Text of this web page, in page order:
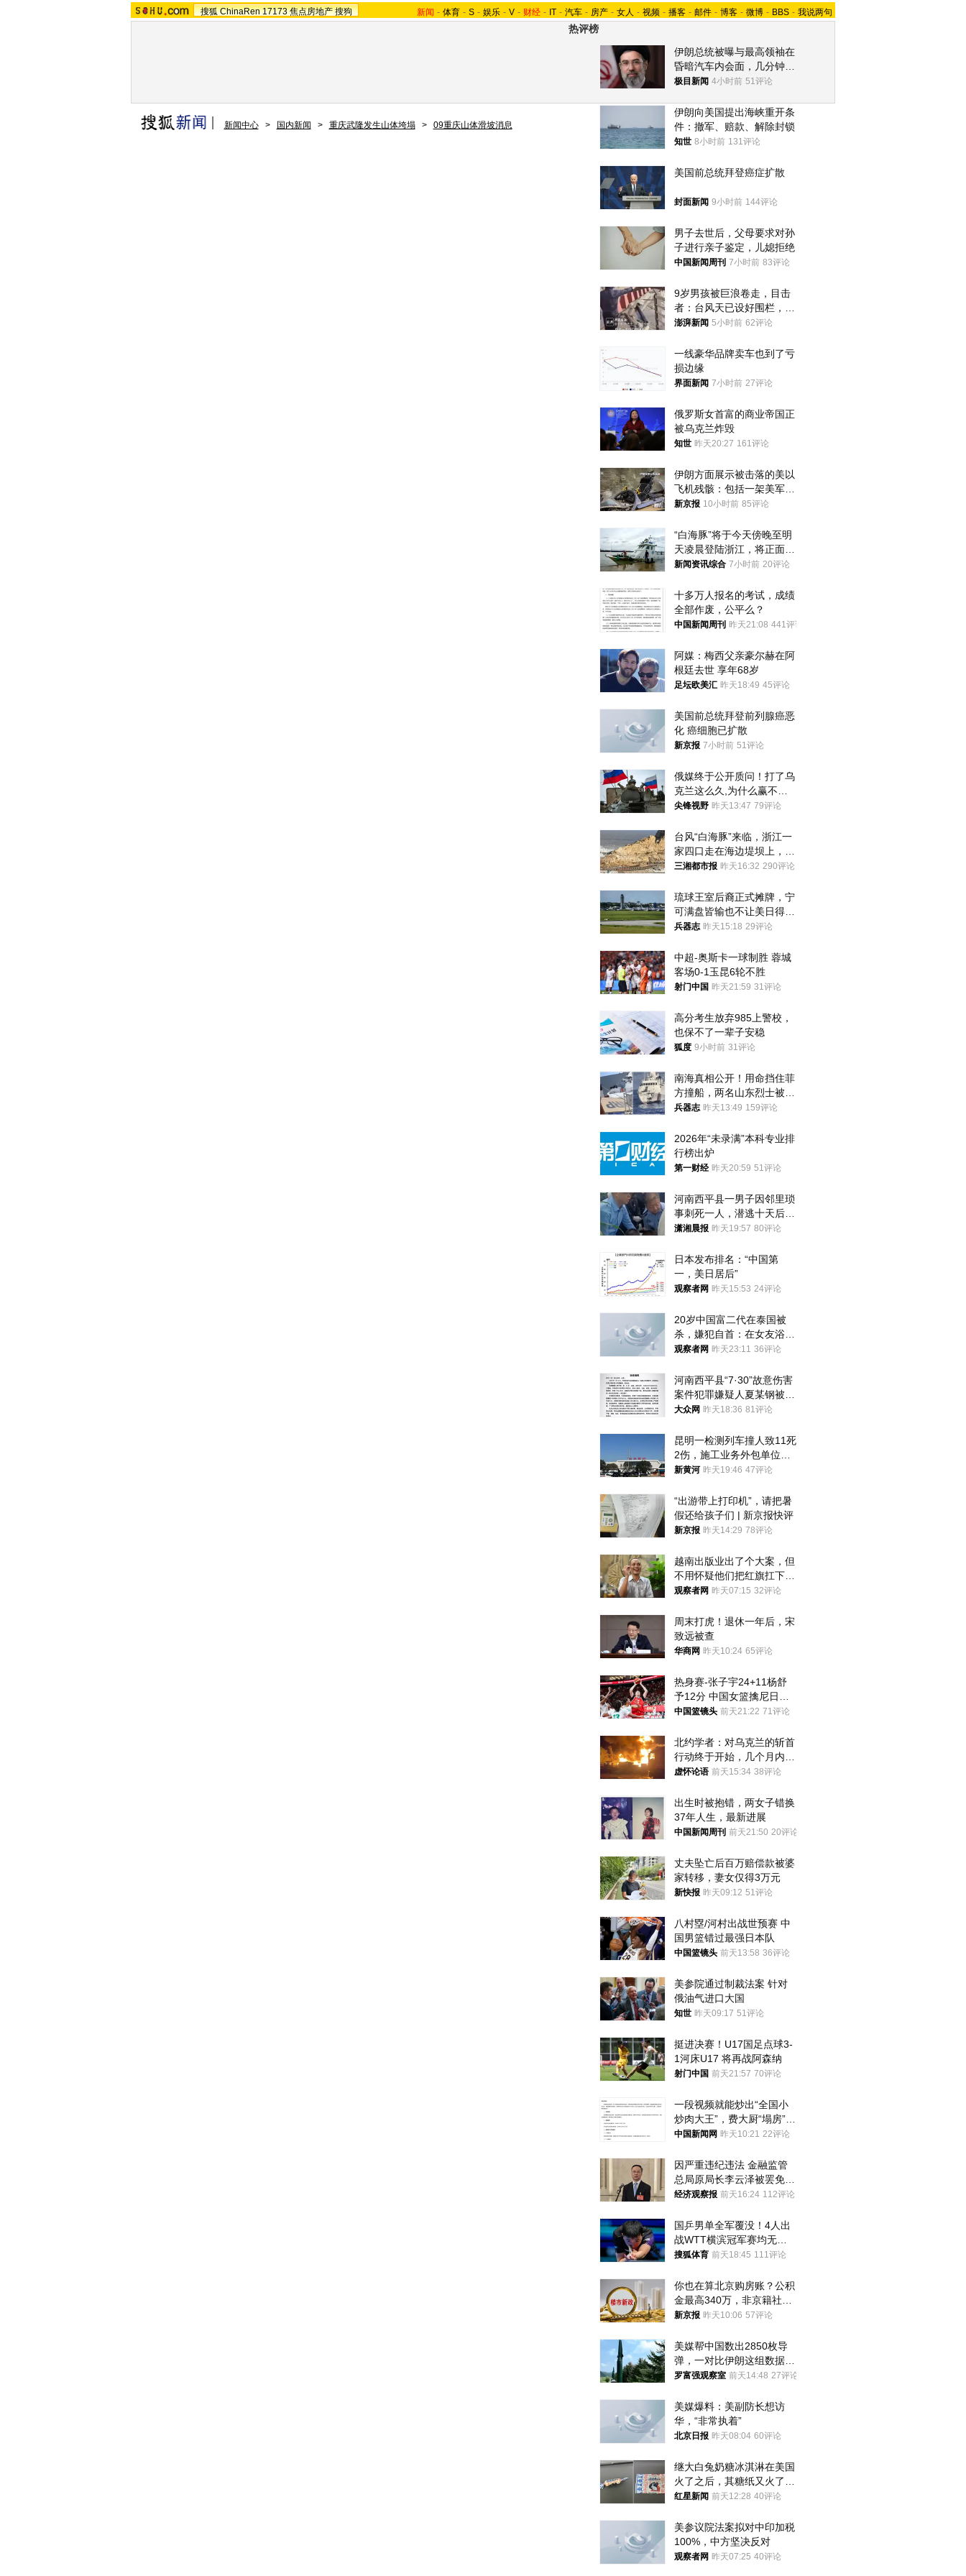
搜狐 ChinaRen 17173 焦点房地产 搜狗 新闻 - 体育 - S - 娱乐 - V - 财经 - IT - 汽车 - 房产 - 女人 - 视频 - 播客 - 邮件 - 博客 - 微博 - BBS - 我说两句
热评榜
伊朗总统被曝与最高领袖在
昏暗汽车内会面，几分钟里
只能靠声音交谈难辨真假
极目新闻 4小时前 51评论
伊朗向美国提出海峡重开条
件：撤军、赔款、解除封锁
知世 8小时前 131评论
美国前总统拜登癌症扩散
封面新闻 9小时前 144评论
男子去世后，父母要求对孙
子进行亲子鉴定，儿媳拒绝
中国新闻周刊 7小时前 83评论
9岁男孩被巨浪卷走，目击
者：台风天已设好围栏，一
家四口翻入时保安曾喊话劝
澎湃新闻 5小时前 62评论
一线豪华品牌卖车也到了亏
损边缘
界面新闻 7小时前 27评论
俄罗斯女首富的商业帝国正
被乌克兰炸毁
知世 昨天20:27 161评论
伊朗方面展示被击落的美以
飞机残骸：包括一架美军F-
15战斗机残骸以及多架无人
新京报 10小时前 85评论
“白海豚”将于今天傍晚至明
天凌晨登陆浙江，将正面袭
击、贯穿浙江
新闻资讯综合 7小时前 20评论
十多万人报名的考试，成绩
全部作废，公平么？
中国新闻周刊 昨天21:08 441评论
阿媒：梅西父亲豪尔赫在阿
根廷去世 享年68岁
足坛欧美汇 昨天18:49 45评论
美国前总统拜登前列腺癌恶
化 癌细胞已扩散
新京报 7小时前 51评论
俄媒终于公开质问！打了乌
克兰这么久,为什么赢不了?
答案令人沉默
尖锋视野 昨天13:47 79评论
台风“白海豚”来临，浙江一
家四口走在海边堤坝上，其
中9岁男孩被巨浪卷入海
三湘都市报 昨天16:32 290评论
琉球王室后裔正式摊牌，宁
可满盘皆输也不让美日得
逞，中国成关键
兵器志 昨天15:18 29评论
中超-奥斯卡一球制胜 蓉城
客场0-1玉昆6轮不胜
射门中国 昨天21:59 31评论
高分考生放弃985上警校，
也保不了一辈子安稳
狐度 9小时前 31评论
南海真相公开！用命挡住菲
方撞船，两名山东烈士被授
武警最高荣誉
兵器志 昨天13:49 159评论
2026年“未录满”本科专业排
行榜出炉
第一财经 昨天20:59 51评论
河南西平县一男子因邻里琐
事刺死一人，潜逃十天后在
十多公里外一片玉米地里落
潇湘晨报 昨天19:57 80评论
日本发布排名：“中国第
一，美日居后”
观察者网 昨天15:53 24评论
20岁中国富二代在泰国被
杀，嫌犯自首：在女友浴室
看到他
观察者网 昨天23:11 36评论
河南西平县“7·30”故意伤害
案件犯罪嫌疑人夏某钢被抓
获
大众网 昨天18:36 81评论
昆明一检测列车撞人致11死
2伤，施工业务外包单位被
罚1.5万元，国铁昆明局被
新黄河 昨天19:46 47评论
“出游带上打印机”，请把暑
假还给孩子们 | 新京报快评
新京报 昨天14:29 78评论
越南出版业出了个大案，但
不用怀疑他们把红旗扛下去
的决心
观察者网 昨天07:15 32评论
周末打虎！退休一年后，宋
致远被查
华商网 昨天10:24 65评论
热身赛-张子宇24+11杨舒
予12分 中国女篮擒尼日利
亚
中国篮镜头 前天21:22 71评论
北约学者：对乌克兰的斩首
行动终于开始，几个月内乌
将投降
虚怀论语 前天15:34 38评论
出生时被抱错，两女子错换
37年人生，最新进展
中国新闻周刊 前天21:50 20评论
丈夫坠亡后百万赔偿款被婆
家转移，妻女仅得3万元
新快报 昨天09:12 51评论
八村塁/河村出战世预赛 中
国男篮错过最强日本队
中国篮镜头 前天13:58 36评论
美参院通过制裁法案 针对
俄油气进口大国
知世 昨天09:17 51评论
挺进决赛！U17国足点球3-
1河床U17 将再战阿森纳
射门中国 前天21:57 70评论
一段视频就能炒出“全国小
炒肉大王”，费大厨“塌房”了
吗？
中国新闻网 昨天10:21 22评论
因严重违纪违法 金融监管
总局原局长李云泽被罢免全
国人大代表
经济观察报 前天16:24 112评论
国乒男单全军覆没！4人出
战WTT横滨冠军赛均无缘
八强
搜狐体育 前天18:45 111评论
你也在算北京购房账？公积
金最高340万，非京籍社保
1年
新京报 昨天10:06 57评论
美媒帮中国数出2850枚导
弹，一对比伊朗这组数据，
发现出大事了
罗富强观察室 前天14:48 27评论
美媒爆料：美副防长想访
华，“非常执着”
北京日报 昨天08:04 60评论
继大白兔奶糖冰淇淋在美国
火了之后，其糖纸又火了！
海外博主盛赞：平面设计经
红星新闻 前天12:28 40评论
美参议院法案拟对中印加税
100%，中方坚决反对
观察者网 昨天07:25 40评论
新闻中心 > 国内新闻 > 重庆武隆发生山体垮塌 > 09重庆山体滑坡消息